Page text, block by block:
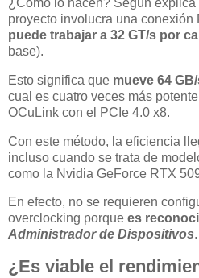
¿Cómo lo hacen? Según explica
proyecto involucra una conexión
puede trabajar a 32 GT/s por
base).
Esto significa que mueve 64
cual es cuatro veces más
OCuLink con el PCIe 4.0 x8.
Con este método, la eficiencia
incluso cuando se trata de
como la Nvidia GeForce RTX
En efecto, no se requieren
overclocking porque es
Administrador de Dispositivos.
¿Es viable el